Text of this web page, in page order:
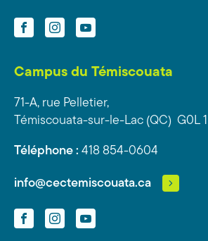
FacebookInstagramYouTube
Campus du Témiscouata
71-A, rue Pelletier,
Témiscouata-sur-le-Lac (QC) G0L
Téléphone : 418 854-0604
info@cectemiscouata.ca
FacebookInstagramYouTube